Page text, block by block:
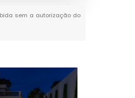
sem a autorização do